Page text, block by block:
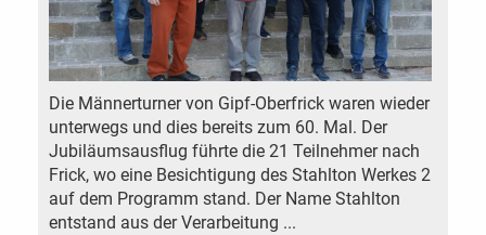
Die Männerturner von Gipf-Oberfrick waren wieder
unterwegs und dies bereits zum 60. Mal. Der
Jubiläumsausflug führte die 21 Teilnehmer nach
Frick, wo eine Besichtigung des Stahlton Werkes 2
auf dem Programm stand. Der Name Stahlton
entstand aus der Verarbeitung ...